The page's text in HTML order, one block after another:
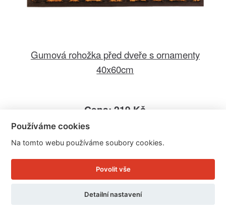
Gumová rohožka před dveře s ornamenty
40x60cm
Cena: 219 Kč
Detail
Používáme cookies
Na tomto webu používáme soubory cookies.
Povolit vše
Detailní nastavení